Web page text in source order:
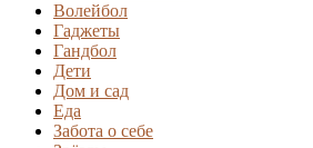
Волейбол
Гаджеты
Гандбол
Дети
Дом и сад
Еда
Забота о себе